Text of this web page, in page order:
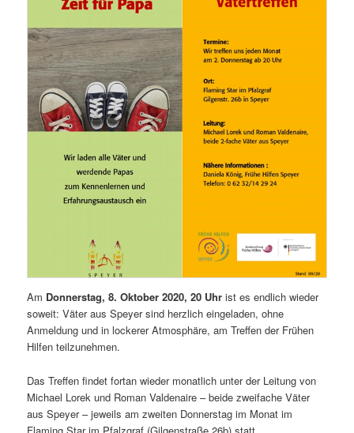
Am Donnerstag, 8. Oktober 2020, 20 Uhr ist es endlich wieder
soweit: Väter aus Speyer sind herzlich eingeladen, ohne
Anmeldung und in lockerer Atmosphäre, am Treffen der Frühen
Hilfen teilzunehmen.
Das Treffen findet fortan wieder monatlich unter der Leitung von
Michael Lorek und Roman Valdenaire – beide zweifache Väter
aus Speyer – jeweils am zweiten Donnerstag im Monat im
Flaming Star im Pfalzgraf (Gilgenstraße 26b) statt.